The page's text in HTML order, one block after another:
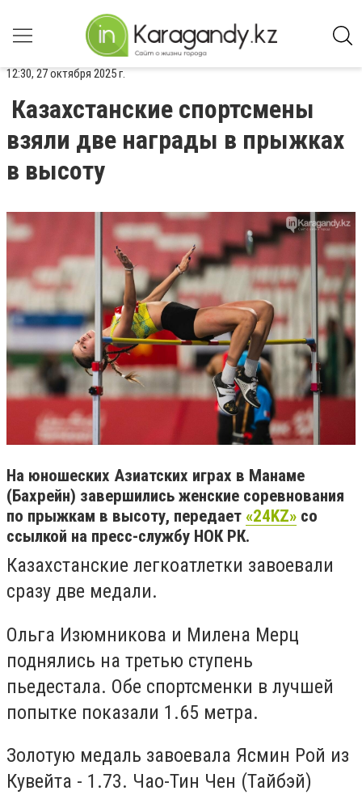
12:30, 27 октября 2025 г.
Казахстанские спортсмены
взяли две награды в прыжках
в высоту
На юношеских Азиатских играх в Манаме
(Бахрейн) завершились женские соревнования
по прыжкам в высоту, передает «24KZ» со
ссылкой на пресс-службу НОК РК.
Казахстанские легкоатлетки завоевали
сразу две медали.
Ольга Изюмникова и Милена Мерц
поднялись на третью ступень
пьедестала. Обе спортсменки в лучшей
попытке показали 1.65 метра.
Золотую медаль завоевала Ясмин Рой из
Кувейта - 1.73. Чао-Тин Чен (Тайбэй)